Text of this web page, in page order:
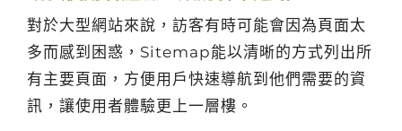
對於大型網站來說，訪客有時可能會因為頁面太
多而感到困惑，Sitemap能以清晰的方式列出所
有主要頁面，方便用戶快速導航到他們需要的資
訊，讓使用者體驗更上一層樓。